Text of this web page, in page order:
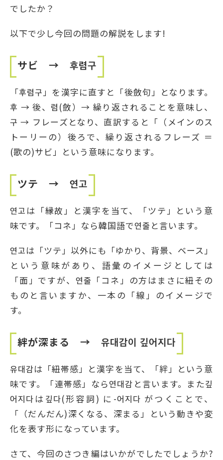
でしたか？
以下で少し今回の問題の解説をします!
サビ → 후렴구
「후렴구」を漢字に直すと「後斂句」となります。
후 → 後、렴(斂）→ 繰り返されることを意味し、
구 → フレーズとなり、直訳すると「（メインのス
トーリーの）後ろで、繰り返されるフレーズ ＝
(歌の)サビ」という意味になります。
ツテ → 연고
연고は「縁故」と漢字を当て、「ツテ」という意
味です。「コネ」なら韓国語で연줄と言います。
연고は「ツテ」以外にも「ゆかり、背景、ベース」
という意味があり、語彙のイメージとしては
「面」ですが、연줄「コネ」の方はまさに紐その
ものと言いますか、一本の「線」のイメージで
す。
絆が深まる → 유대감이 깊어지다
유대감は「紐帯感」と漢字を当て、「絆」という意
味です。「連帯感」なら연대감と言います。また깊
어지다は깊다(形容詞) に-어지다 がつくことで、
「（だんだん)深くなる、深まる」という動きや変
化を表す形になっています。
さて、今回のさつき編はいかがでしたでしょうか?